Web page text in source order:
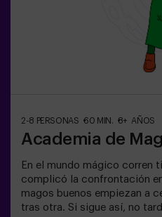
2-8 PERSONAS 60 MIN. 8+ AÑOS
Academia de
En el mundo mágico corren
complicó la confrontación
magos buenos empiezan a
tras otra. Si sigue así, no